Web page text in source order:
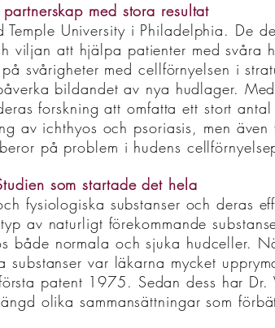
partnerskap med stora resultat
University i Philadelphia. De
att hjälpa patienter med svåra
svårigheter med cellförnyelsen i
bildandet av nya hudlager.
forskning att omfatta ett stort
av ichthyos och psoriasis, men
på problem i hudens
som startade det hela
fysiologiska substanser och deras
av naturligt förekommande
både normala och sjuka hudceller.
var läkarna mycket
patent 1975. Sedan dess har Dr.
olika sammansättningar som